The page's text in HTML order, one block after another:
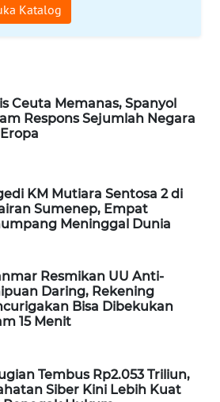
Katalog
Ceuta Memanas, Spanyol
Respons Sejumlah Negara
KM Mutiara Sentosa 2 di
Sumenep, Empat
Meninggal Dunia
Resmikan UU Anti-
Daring, Rekening
Bisa Dibekukan
15 Menit
Tembus Rp2.053 Triliun,
Siber Kini Lebih Kuat